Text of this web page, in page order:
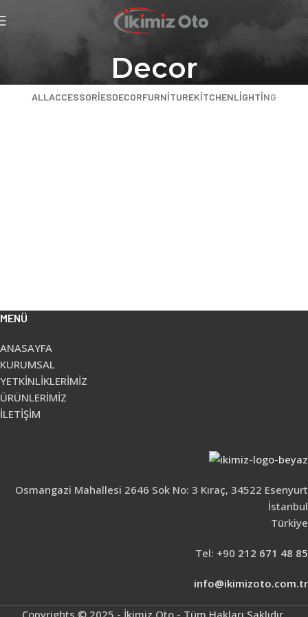
Decor
ALLACCESSORIESDECORFURNITUREKITCHENLIGHTING
MENÜ
ANASAYFA
KURUMSAL
YETKİNLİKLERİMİZ
ÜRÜNLERİMİZ
İLETİŞİM
Osmangazi Mahallesi 2646 Sok No: 3 Kıraç, 34522 Esenyurt
İstanbul
Türkiye
Tel: +90 212 671 48 85
info@ikimizoto.com.tr
Copyrights © 2025 - İkimiz Oto - Tüm Hakları Saklıdır.